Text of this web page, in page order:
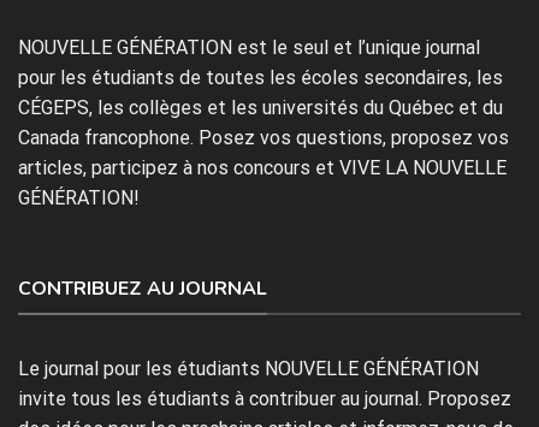
NOUVELLE GÉNÉRATION est le seul et l’unique journal
pour les étudiants de toutes les écoles secondaires, les
CÉGEPS, les collèges et les universités du Québec et du
Canada francophone. Posez vos questions, proposez vos
articles, participez à nos concours et VIVE LA NOUVELLE
GÉNÉRATION!
CONTRIBUEZ AU JOURNAL
Le journal pour les étudiants NOUVELLE GÉNÉRATION
invite tous les étudiants à contribuer au journal. Proposez